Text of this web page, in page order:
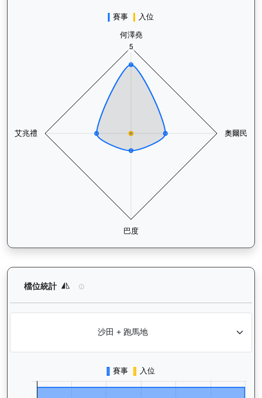
檔位統計 快活同盟（K316）— 檔位統計分析：查看馬匹